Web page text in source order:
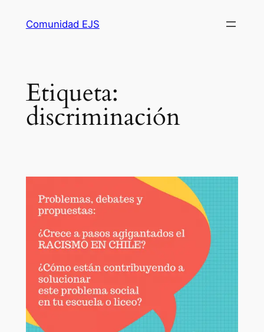
Comunidad EJS
Etiqueta:
discriminación